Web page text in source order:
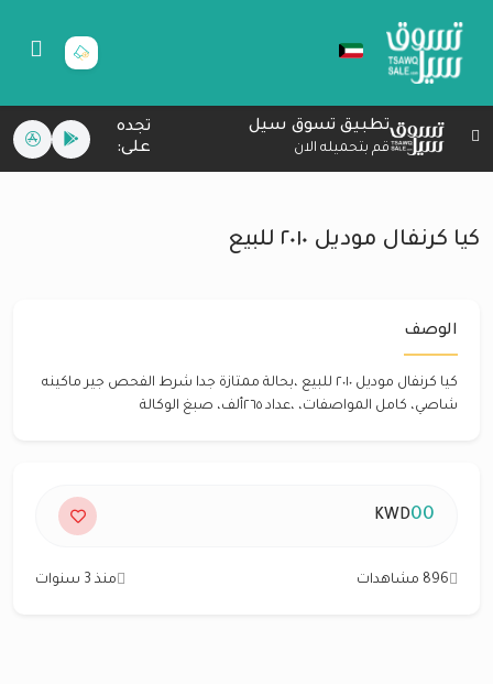
تطبيق تسوق سيل
قم بتحميله الان
تجده
على:
كيا كرنفال موديل ٢٠١٠ للبيع
الوصف
كيا كرنفال موديل ٢٠١٠ للبيع ،بحالة ممتازة جدا شرط الفحص جير ماكينه
شاصي، كامل المواصفات، ،عداد ٢٦٥ألف، صبغ الوكالة
00
KWD
896 مشاهدات منذ 3 سنوات